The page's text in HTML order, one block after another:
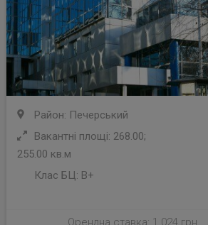
Район: Печерський
Вакантні площі: 268.00;
255.00 кв.м
Клас БЦ: B+
Орендна ставка: 1 024 грн